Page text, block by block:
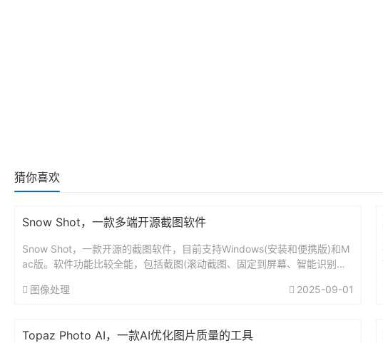
猜你喜欢
Snow Shot，一款多端开源截图软件
Snow Shot，一款开源的截图软件，目前支持Windows(安装和便携版)和M
ac版。软件功能比较全能，包括截图(滚动截图、固定到屏幕、智能识别截
图像处理
2025-09-01
Topaz Photo AI，一款AI优化图片质量的工具